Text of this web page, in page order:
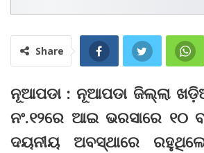
Share
ନୂଆପଡା : ନୂଆପଡା ଜିଲ୍ଲା
ନଂ.୧୨ରେ ଆଇ ଭରସାରେ ୧୦
ଦୟନୀୟ ଅବସ୍ଥାରେ